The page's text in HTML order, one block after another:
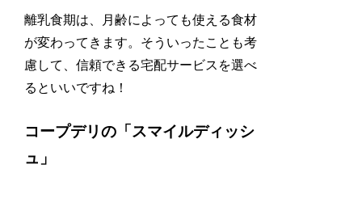
離乳食期は、月齢によっても使える食材
が変わってきます。そういったことも考
慮して、信頼できる宅配サービスを選べ
るといいですね！
コープデリの「スマイルディッシ
ュ」